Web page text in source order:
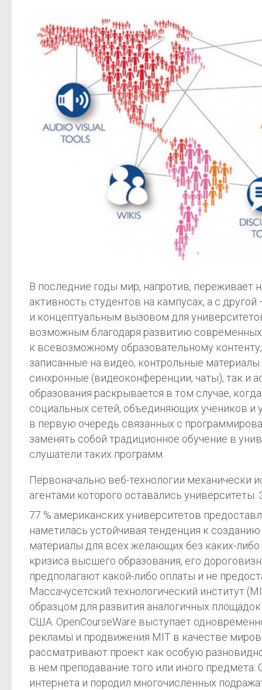
В последние годы мир, напротив, переживает
активность студентов на кампусах, а с
и концептуальным вызовом для
возможным благодаря развитию
к всевозможному образовательному
записанные на видео, контрольные
синхронные (видеоконференции, чаты), так и
образования раскрывается в том случае,
социальных сетей, объединяющих учеников и
в первую очередь связанных с
заменять собой традиционное обучение в
слушатели таких программ.
Первоначально веб-технологии механически
агентами которого оставались
77 % американских университетов
наметилась устойчивая тенденция к
материалы для всех желающих без каких-
кризиса высшего образования, его
предполагают какой-либо оплаты и не
Массачусетский технологический институт
образцом для развития аналогичных
США. OpenCourseWare выступает
рекламы и продвижения MIT в качестве
рассматривают проект как особую
в нем преподавание того или иного
интернета и породил многочисленных